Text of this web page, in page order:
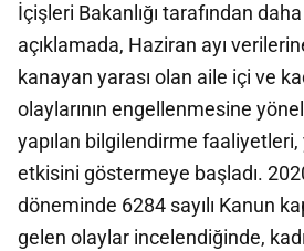
İçişleri Bakanlığı tarafından
açıklamada, Haziran ayı
kanayan yarası olan aile içi ve
olaylarının engellenmesine
yapılan bilgilendirme
etkisini göstermeye başladı. 2020
döneminde 6284 sayılı Kanun
gelen olaylar incelendiğinde,